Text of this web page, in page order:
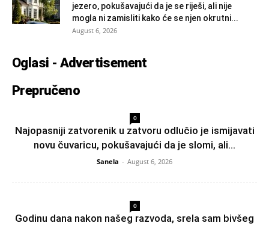
jezero, pokušavajući da je se riješi, ali nije
mogla ni zamisliti kako će se njen okrutni...
August 6, 2026
Oglasi - Advertisement
Prepručeno
0
Najopasniji zatvorenik u zatvoru odlučio je ismijavati
novu čuvaricu, pokušavajući da je slomi, ali...
Sanela - August 6, 2026
0
Godinu dana nakon našeg razvoda, srela sam bivšeg